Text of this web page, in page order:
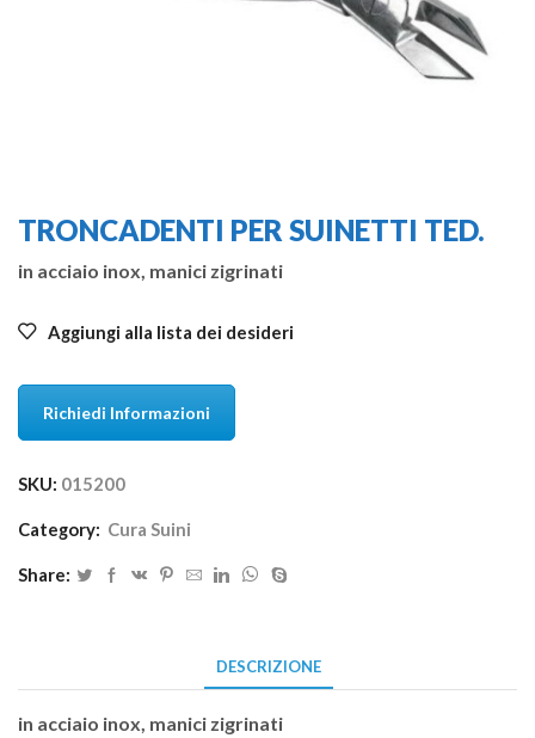
TRONCADENTI PER SUINETTI TED.
in acciaio inox, manici zigrinati
Aggiungi alla lista dei desideri
Richiedi Informazioni
SKU: 015200
Category: Cura Suini
Share:
DESCRIZIONE
in acciaio inox, manici zigrinati